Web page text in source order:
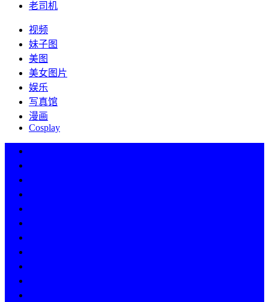
老司机
视频
妹子图
美图
美女图片
娱乐
写真馆
漫画
Cosplay